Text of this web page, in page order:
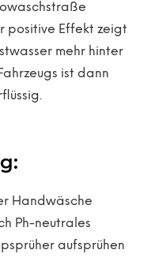
positive Effekt zeigt
mehr hinter
ist dann
Handwäsche
Ph-neutrales
aufsprühen